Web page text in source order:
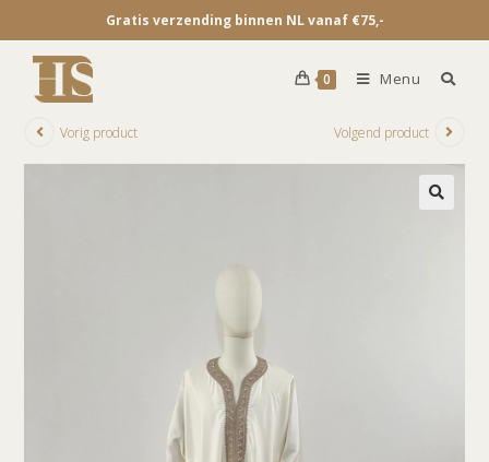
Gratis verzending binnen NL vanaf €75,-
0 Menu
Vorig product Volgend product